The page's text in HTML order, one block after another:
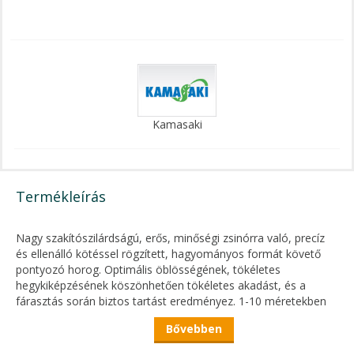
Kamasaki
Termékleírás
Nagy szakítószilárdságú, erős, minőségi zsinórra való, precíz
és ellenálló kötéssel rögzített, hagyományos formát követő
pontyozó horog. Optimális öblösségének, tökéletes
hegykiképzésének köszönhetően tökéletes akadást, és a
fárasztás során biztos tartást eredményez. 1-10 méretekben
kerül forgalomba, víztiszta, átlátszó előkén.
Bővebben